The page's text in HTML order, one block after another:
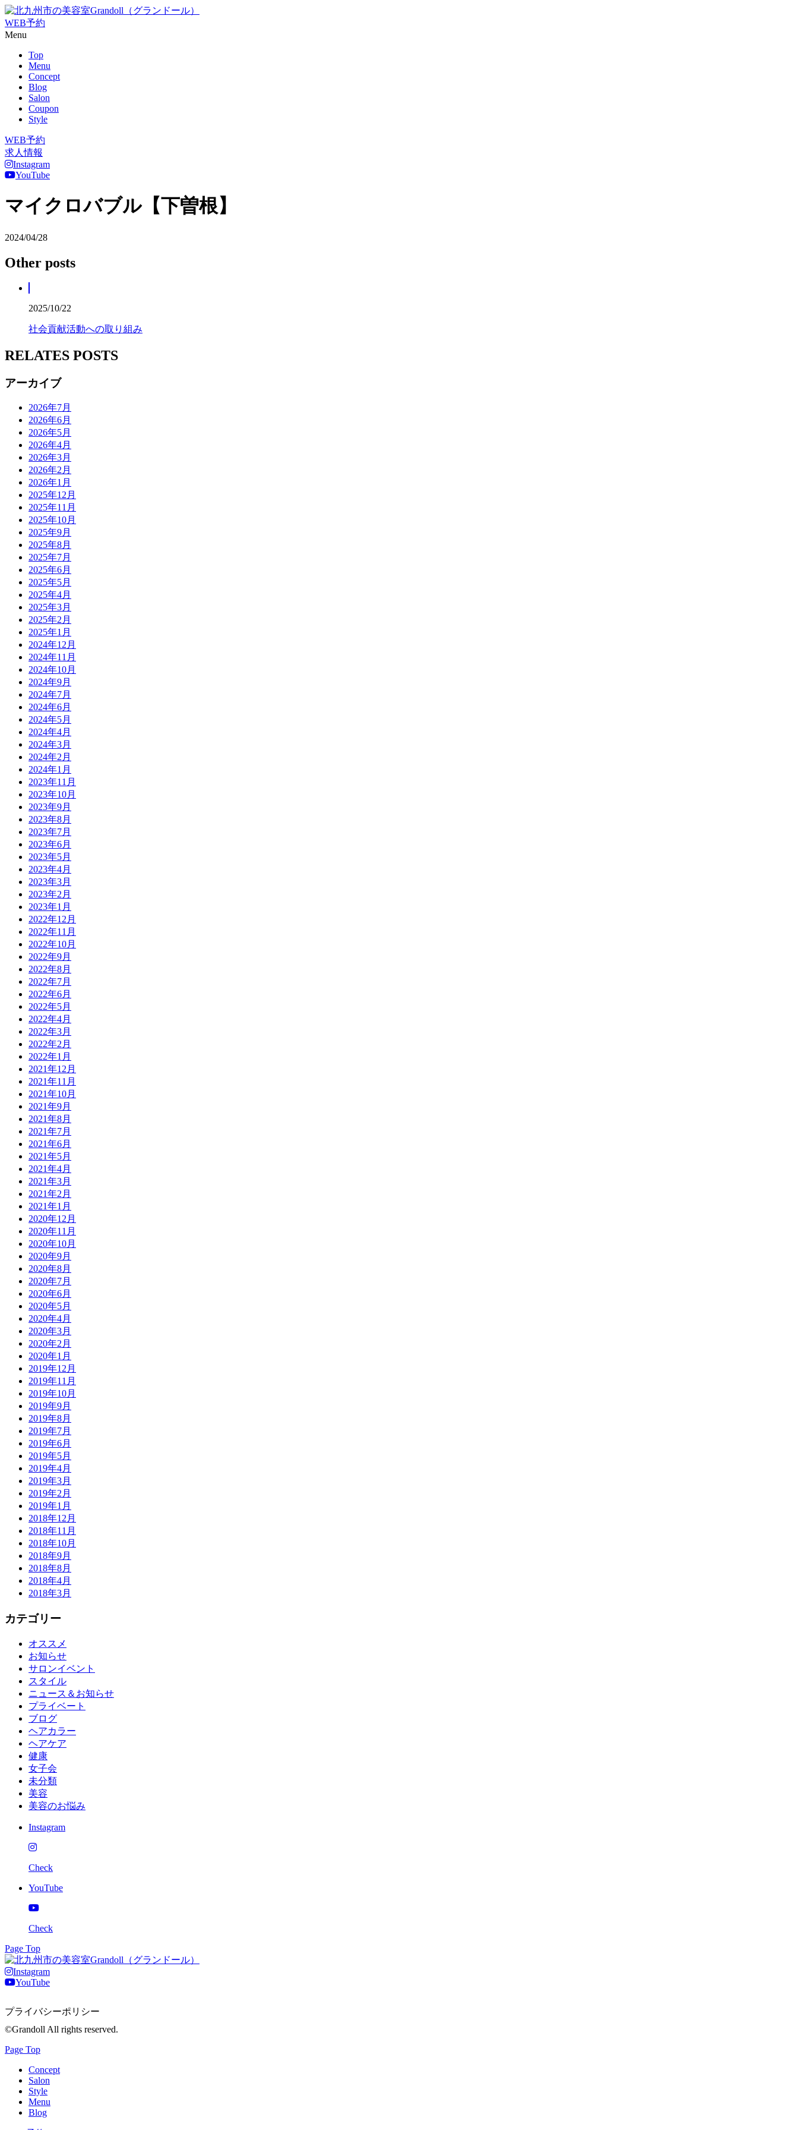
WEB予約
Menu
Top
Menu
Concept
Blog
Salon
Coupon
Style
WEB予約
求人情報
Instagram
YouTube
マイクロバブル【下曽根】
2024/04/28
Other posts
2025/10/22
社会貢献活動への取り組み
RELATES POSTS
アーカイブ
2026年7月
2026年6月
2026年5月
2026年4月
2026年3月
2026年2月
2026年1月
2025年12月
2025年11月
2025年10月
2025年9月
2025年8月
2025年7月
2025年6月
2025年5月
2025年4月
2025年3月
2025年2月
2025年1月
2024年12月
2024年11月
2024年10月
2024年9月
2024年7月
2024年6月
2024年5月
2024年4月
2024年3月
2024年2月
2024年1月
2023年11月
2023年10月
2023年9月
2023年8月
2023年7月
2023年6月
2023年5月
2023年4月
2023年3月
2023年2月
2023年1月
2022年12月
2022年11月
2022年10月
2022年9月
2022年8月
2022年7月
2022年6月
2022年5月
2022年4月
2022年3月
2022年2月
2022年1月
2021年12月
2021年11月
2021年10月
2021年9月
2021年8月
2021年7月
2021年6月
2021年5月
2021年4月
2021年3月
2021年2月
2021年1月
2020年12月
2020年11月
2020年10月
2020年9月
2020年8月
2020年7月
2020年6月
2020年5月
2020年4月
2020年3月
2020年2月
2020年1月
2019年12月
2019年11月
2019年10月
2019年9月
2019年8月
2019年7月
2019年6月
2019年5月
2019年4月
2019年3月
2019年2月
2019年1月
2018年12月
2018年11月
2018年10月
2018年9月
2018年8月
2018年4月
2018年3月
カテゴリー
オススメ
お知らせ
サロンイベント
スタイル
ニュース＆お知らせ
プライベート
ブログ
ヘアカラー
ヘアケア
健康
女子会
未分類
美容
美容のお悩み
Instagram
Check
YouTube
Check
Page Top
Instagram
YouTube
プライバシーポリシー
©Grandoll All rights reserved.
Page Top
Concept
Salon
Style
Menu
Blog